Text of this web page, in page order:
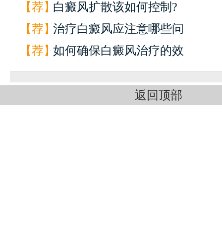
【荐】白癜风扩散该如何控制?
【荐】治疗白癜风应注意哪些问
【荐】如何确保白癜风治疗的效
返回顶部